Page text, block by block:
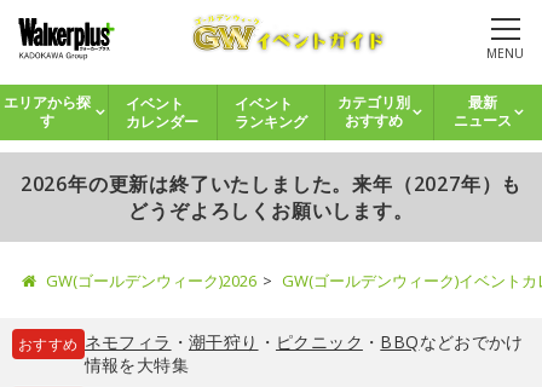
MENU
エリアから探
す
イベント
カレンダー
イベント
ランキング
カテゴリ別
おすすめ
最新
ニュース
2026年の更新は終了いたしました。来年（2027年）も
どうぞよろしくお願いします。
GW(ゴールデンウィーク)2026 GW(ゴールデンウィーク)イベント
おすすめ ネモフィラ ・ 潮干狩り ・ ピクニック ・ BBQなどおでかけ
情報を大特集